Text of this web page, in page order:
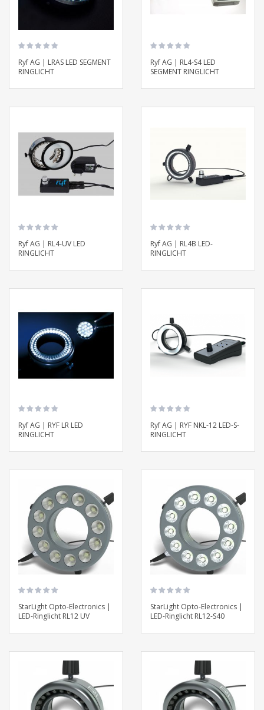
Ryf AG | LRAS LED SEGMENT
RINGLICHT
Ryf AG | RL4-S4 LED
SEGMENT RINGLICHT
Ryf AG | RL4-UV LED
RINGLICHT
Ryf AG | RL4B LED-
RINGLICHT
Ryf AG | RYF LR LED
RINGLICHT
Ryf AG | RYF NKL-12 LED-S-
RINGLICHT
StarLight Opto-Electronics |
LED-Ringlicht RL12 UV
StarLight Opto-Electronics |
LED-Ringlicht RL12-S40